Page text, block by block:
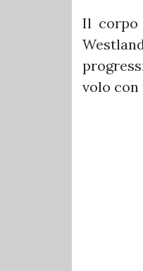
Il corpo
volo con